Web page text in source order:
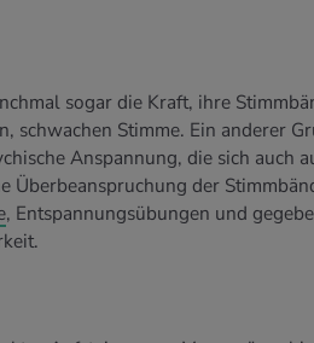
sogar die Kraft, ihre
schwachen Stimme. Ein anderer
Anspannung, die sich auch
Überbeanspruchung der
, Entspannungsübungen und